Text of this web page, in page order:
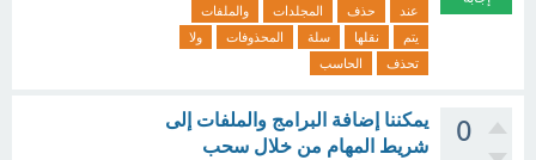
عند حذف المجلدات
والملفات
يتم
نقلها سلة المحذوفات
ولا
تحذف
الحاسب
0
يمكننا إضافة البرامج والملفات إلى
شريط المهام من خلال سحب